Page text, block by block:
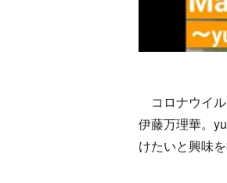
コロナウイ
伊藤万理華。
けたいと興味